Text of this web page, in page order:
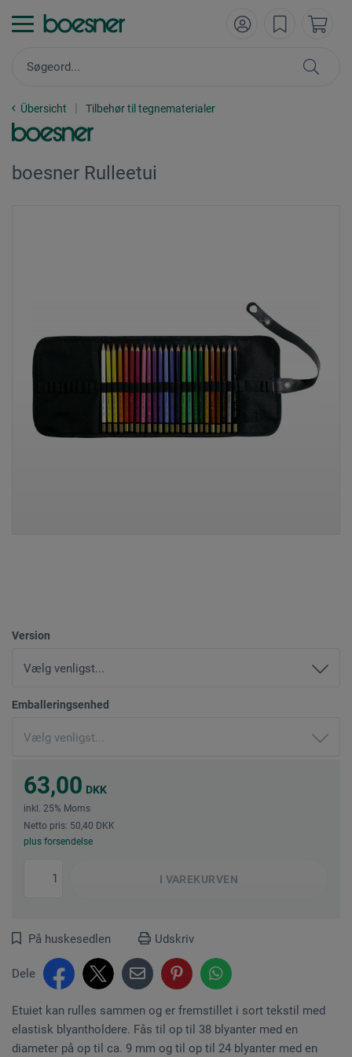
Übersicht Tilbehør til tegnematerialer
boesner Rulleetui
Version
Emballeringsenhed
63,00 DKK
inkl. 25% Moms
Netto pris: 50,40 DKK
plus forsendelse
I VAREKURVEN
På huskesedlen Udskriv
Dele
Etuiet kan rulles sammen og er fremstillet i sort tekstil med
elastisk blyantholdere. Fås til op til 38 blyanter med en
diameter på op til ca. 9 mm og til op til 24 blyanter med en